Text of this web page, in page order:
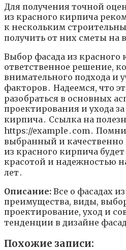
Для получения точной
из красного кирпича
к нескольким
получить от них сметы на
Выбор фасада из красного
ответственное решение,
внимательного подхода и
факторов․ Надеемся, что
разобраться в основных
проектирования и ухода
кирпича․ Ссылка на
https://example․com․
выбранный и качественно
из красного кирпича будет
красотой и надежностью
лет․
Описание: Все о фасадах
преимущества, виды,
проектирование, уход и
тенденции в дизайне
Похожие записи: